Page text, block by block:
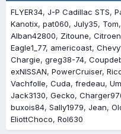
FLYER34 J-P Cadillac STS
Kanotix pat060 July35 Tom
Alban42800
Zitoune
Eagle1_77 americoast
Chargie greg38-74
exNISSAN PowerCruiser
Vachfolle Cuda fredeau
Jack3130 Gecko
buxois84 Sally1979 Jean
EliottChoco Rol630